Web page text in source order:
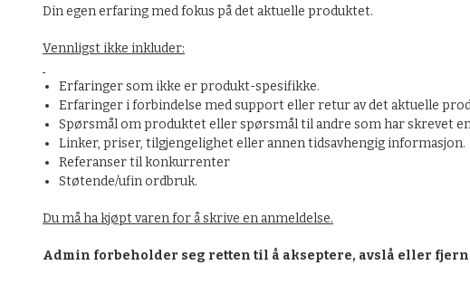
Din egen erfaring med fokus på det aktuelle produktet.
Vennligst ikke inkluder:
Erfaringer som ikke er produkt-spesifikke.
Erfaringer i forbindelse med support eller retur av det aktuelle
Spørsmål om produktet eller spørsmål til andre som har skrevet
Linker, priser, tilgjengelighet eller annen tidsavhengig informasjon.
Referanser til konkurrenter
Støtende/ufin ordbruk.
Du må ha kjøpt varen for å skrive en anmeldelse.
Admin forbeholder seg retten til å akseptere, avslå eller